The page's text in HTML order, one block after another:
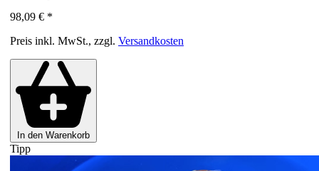
98,09 € *
Preis inkl. MwSt., zzgl. Versandkosten
In den Warenkorb
Tipp